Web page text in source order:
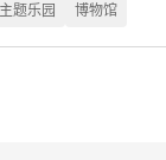
主题乐园 博物馆